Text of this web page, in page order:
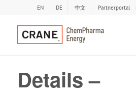
EN DE 中文 Partnerportal
Details –